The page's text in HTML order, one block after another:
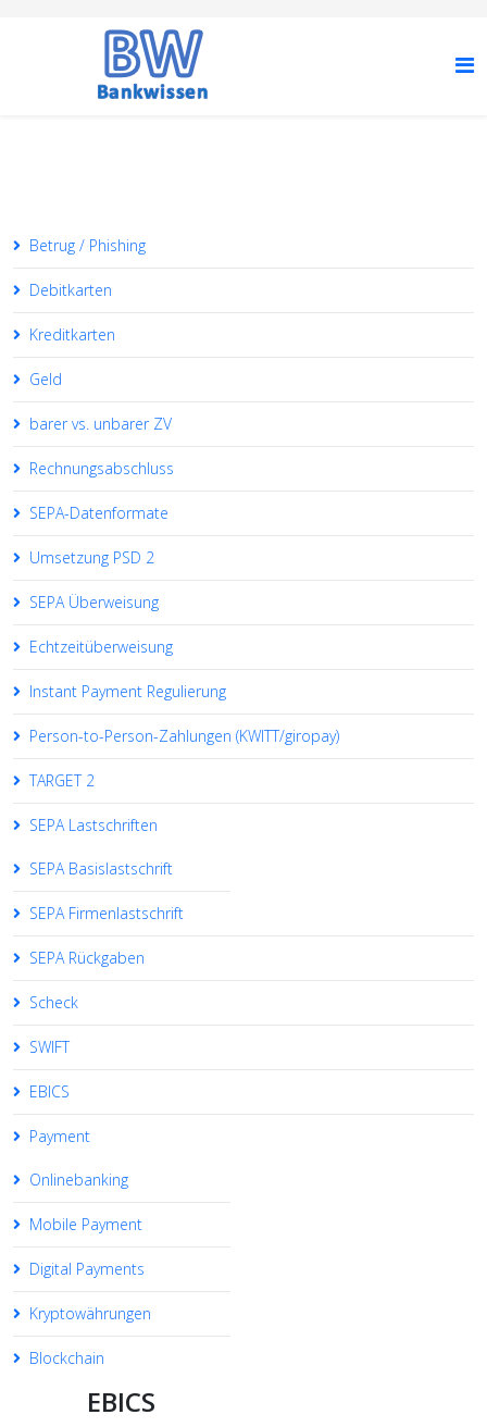
Betrug / Phishing
Debitkarten
Kreditkarten
Geld
barer vs. unbarer ZV
Rechnungsabschluss
SEPA-Datenformate
Umsetzung PSD 2
SEPA Überweisung
Echtzeitüberweisung
Instant Payment Regulierung
Person-to-Person-Zahlungen (KWITT/giropay)
TARGET 2
SEPA Lastschriften
SEPA Basislastschrift
SEPA Firmenlastschrift
SEPA Rückgaben
Scheck
SWIFT
EBICS
Payment
Onlinebanking
Mobile Payment
Digital Payments
Kryptowährungen
Blockchain
EBICS